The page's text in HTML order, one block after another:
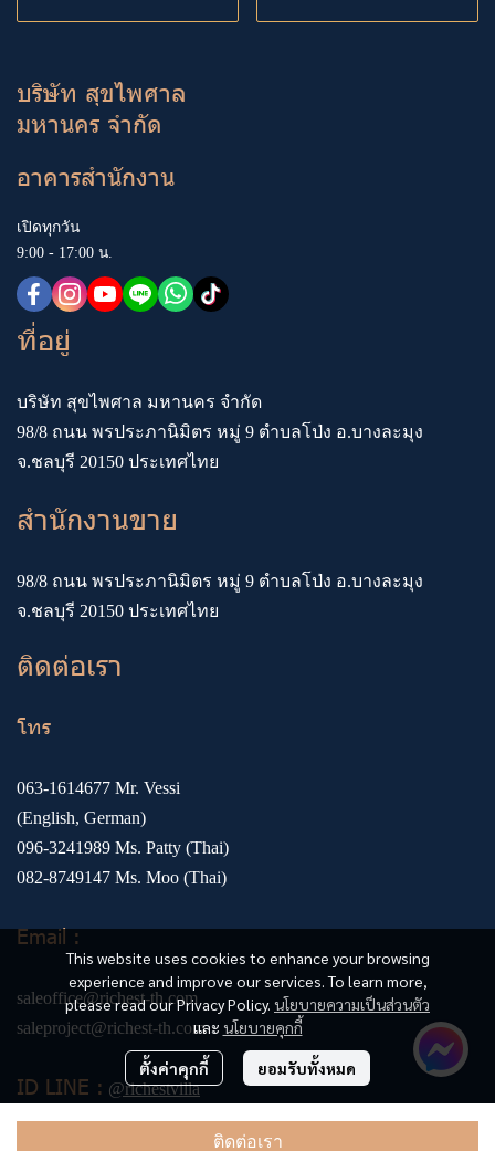
ติดต่อเรา
This website uses cookies to enhance your browsing
experience and improve our services. To learn more,
please read our Privacy Policy. นโยบายความเป็นส่วนตัว
และ นโยบายคุกกี้
ตั้งค่าคุกกี้ ยอมรับทั้งหมด
บริษัท สุขไพศาล
มหานคร จำกัด
อาคารสำนักงาน
เปิดทุกวัน
9:00 - 17:00 น.
ที่อยู่
บริษัท สุขไพศาล มหานคร จำกัด
98/8 ถนน พรประภานิมิตร หมู่ 9 ตำบลโป่ง อ.บางละมุง
จ.ชลบุรี 20150 ประเทศไทย
สำนักงานขาย
98/8 ถนน พรประภานิมิตร หมู่ 9 ตำบลโป่ง อ.บางละมุง
จ.ชลบุรี 20150 ประเทศไทย
ติดต่อเรา
โทร
063-1614677 Mr. Vessi
(English, German)
096-3241989 Ms. Patty (Thai)
082-8749147 Ms. Moo (Thai)
Email :
saleoffice@richest-th.com
saleproject@richest-th.com
ID LINE : @richestvilla